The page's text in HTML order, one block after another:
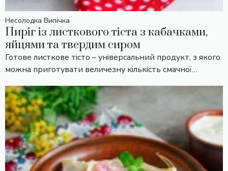
Несолодка Випічка
Пиріг із листкового тіста з кабачками,
яйцями та твердим сиром
Готове листкове тісто – універсальний продукт, з якого
можна приготувати величезну кількість смачної…